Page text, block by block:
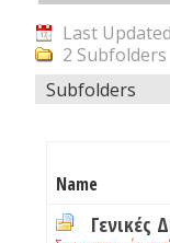
Last
2 Subfolders
Subfolders
Name